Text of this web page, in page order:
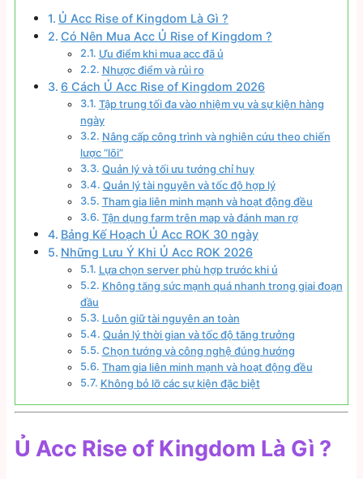
Ủ Acc Rise of Kingdom Là Gì ?
Có Nên Mua Acc Ủ Rise of Kingdom ?
Ưu điểm khi mua acc đã ủ
Nhược điểm và rủi ro
6 Cách Ủ Acc Rise of Kingdom 2026
Tập trung tối đa vào nhiệm vụ và sự kiện hàng
ngày
Nâng cấp công trình và nghiên cứu theo chiến
lược “lõi”
Quản lý và tối ưu tướng chỉ huy
Quản lý tài nguyên và tốc độ hợp lý
Tham gia liên minh mạnh và hoạt động đều
Tận dụng farm trên map và đánh man rợ
Bảng Kế Hoạch Ủ Acc ROK 30 ngày
Những Lưu Ý Khi Ủ Acc ROK 2026
Lựa chọn server phù hợp trước khi ủ
Không tăng sức mạnh quá nhanh trong giai đoạn
đầu
Luôn giữ tài nguyên an toàn
Quản lý thời gian và tốc độ tăng trưởng
Chọn tướng và công nghệ đúng hướng
Tham gia liên minh mạnh và hoạt động đều
Không bỏ lỡ các sự kiện đặc biệt
Ủ Acc Rise of Kingdom Là Gì ?